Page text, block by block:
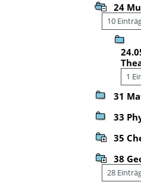
24
10
1
31
33
35
38
28